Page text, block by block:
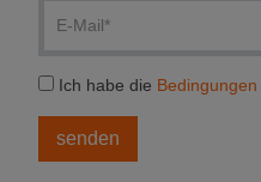
Ich habe die Bedingungen